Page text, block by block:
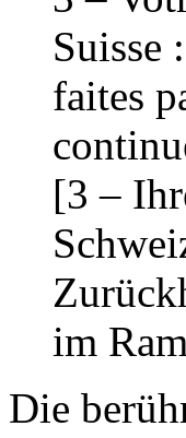
Suisse
faites
[3 –
im
Die